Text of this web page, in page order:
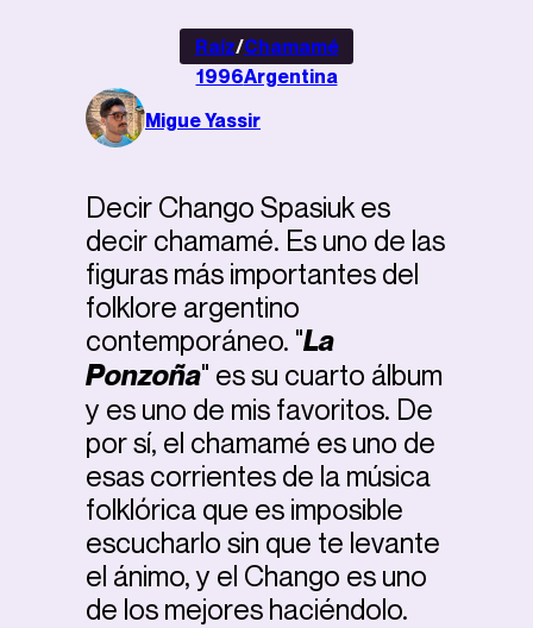
Migue Yassir
Decir Chango Spasiuk es
decir chamamé. Es uno de las
figuras más importantes del
folklore argentino
contemporáneo. "La
Ponzoña" es su cuarto álbum
y es uno de mis favoritos. De
por sí, el chamamé es uno de
esas corrientes de la música
folklórica que es imposible
escucharlo sin que te levante
el ánimo, y el Chango es uno
de los mejores haciéndolo.
Raíz/Chamamé
1996Argentina